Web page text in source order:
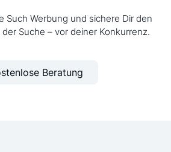
Such Werbung und sichere Dir den
Suche – vor deiner Konkurrenz.
Beratung